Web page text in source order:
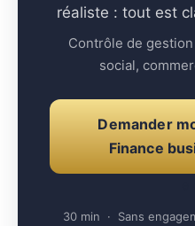
réaliste : tout est
Contrôle de
social,
Demander
Finance
30 min · Sans